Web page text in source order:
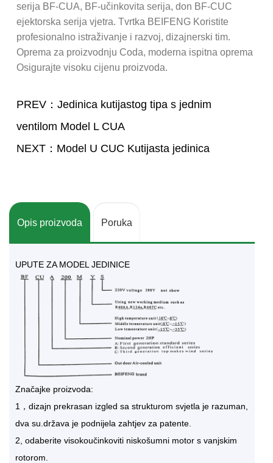
serija BF-CUA, BF-učinkovita serija, don BF-CUC
ejektorska serija vjetra. Tvrtka BEIFENG Koristite
profesionalno istraživanje i razvoj, dizajnerski tim.
Oprema za proizvodnju Coda, moderna ispitna oprema
Osigurajte visoku cijenu proizvoda.
PREV：Jedinica kutijastog tipa s jednim
ventilom Model L CUA
NEXT：Model U CUC Kutijasta jedinica
Opis proizvoda Poruka
UPUTE ZA MODEL JEDINICE
Značajke proizvoda:
1，dizajn prekrasan izgled sa strukturom svjetla je razuman,
dva su.država je podnijela zahtjev za patente.
2, odaberite visokoučinkoviti niskošumni motor s vanjskim
rotorom.